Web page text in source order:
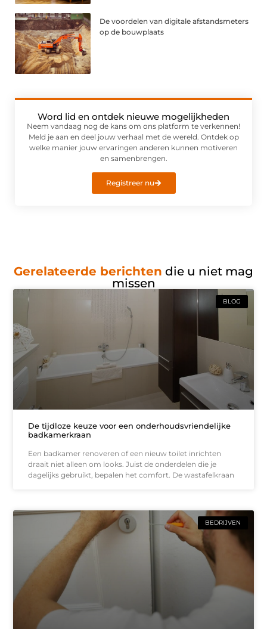
De voordelen van digitale afstandsmeters
op de bouwplaats
Word lid en ontdek nieuwe mogelijkheden
Neem vandaag nog de kans om ons platform te verkennen!
Meld je aan en deel jouw verhaal met de wereld. Ontdek op
welke manier jouw ervaringen anderen kunnen motiveren
en samenbrengen.
Registreer nu
Gerelateerde berichten die u niet mag
missen
BLOG
De tijdloze keuze voor een onderhoudsvriendelijke
badkamerkraan
Een badkamer renoveren of een nieuw toilet inrichten
draait niet alleen om looks. Juist de onderdelen die je
dagelijks gebruikt, bepalen het comfort. De wastafelkraan
BEDRIJVEN